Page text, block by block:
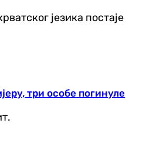
језика постаје
три особе погинуле